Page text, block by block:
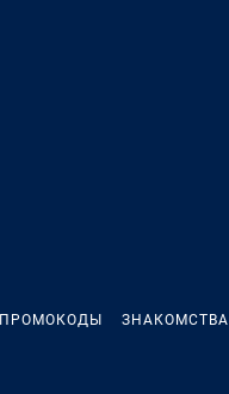
ПРОМОКОДЫ ЗНАКОМСТВА